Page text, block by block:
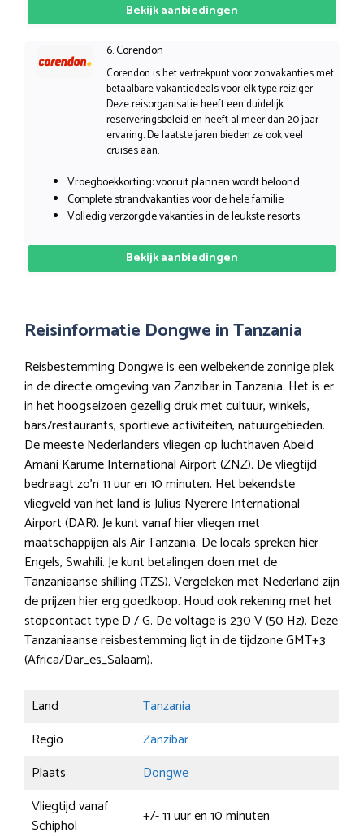
Bekijk aanbiedingen
6. Corendon
Corendon is het vertrekpunt voor zonvakanties met
betaalbare vakantiedeals voor elk type reiziger.
Deze reisorganisatie heeft een duidelijk
reserveringsbeleid en heeft al meer dan 20 jaar
ervaring. De laatste jaren bieden ze ook veel
cruises aan.
Vroegboekkorting: vooruit plannen wordt beloond
Complete strandvakanties voor de hele familie
Volledig verzorgde vakanties in de leukste resorts
Bekijk aanbiedingen
Reisinformatie Dongwe in Tanzania
Reisbestemming Dongwe is een welbekende zonnige plek
in de directe omgeving van Zanzibar in Tanzania. Het is er
in het hoogseizoen gezellig druk met cultuur, winkels,
bars/restaurants, sportieve activiteiten, natuurgebieden.
De meeste Nederlanders vliegen op luchthaven Abeid
Amani Karume International Airport (ZNZ). De vliegtijd
bedraagt zo’n 11 uur en 10 minuten. Het bekendste
vliegveld van het land is Julius Nyerere International
Airport (DAR). Je kunt vanaf hier vliegen met
maatschappijen als Air Tanzania. De locals spreken hier
Engels, Swahili. Je kunt betalingen doen met de
Tanzaniaanse shilling (TZS). Vergeleken met Nederland zijn
de prijzen hier erg goedkoop. Houd ook rekening met het
stopcontact type D / G. De voltage is 230 V (50 Hz). Deze
Tanzaniaanse reisbestemming ligt in de tijdzone GMT+3
(Africa/Dar_es_Salaam).
Land
Tanzania
Regio
Zanzibar
Plaats
Dongwe
Vliegtijd vanaf
Schiphol
+/- 11 uur en 10 minuten